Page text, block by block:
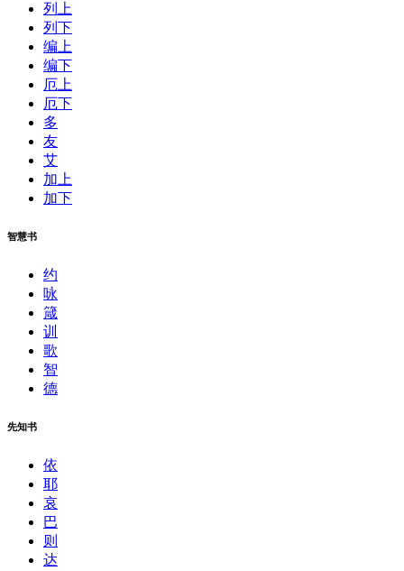
列上
列下
编上
编下
厄上
厄下
多
友
艾
加上
加下
智慧书
约
咏
箴
训
歌
智
德
先知书
依
耶
哀
巴
则
达